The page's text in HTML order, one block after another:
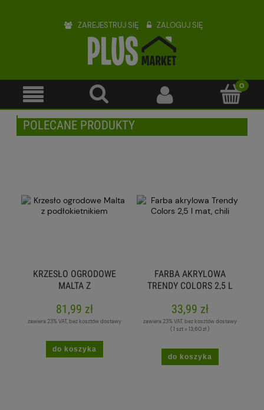
ZAREJESTRUJ SIĘ ZALOGUJ SIĘ
POLECANE PRODUKTY
KRZESŁO OGRODOWE
MALTA Z
81,99 zł
zawiera 23% VAT, bez kosztów dostawy
do koszyka
FARBA AKRYLOWA
TRENDY COLORS 2,5 L
33,99 zł
zawiera 23% VAT, bez kosztów dostawy
( 1 szt = 13,60 zł )
do koszyka